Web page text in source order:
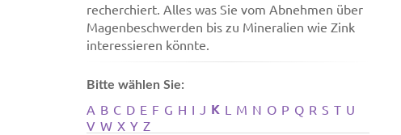
recherchiert. Alles was Sie vom Abnehmen über
Magenbeschwerden bis zu Mineralien wie Zink
interessieren könnte.
Bitte wählen Sie:
A B C D E F G H I J K L M N O P Q R S T U
V W X Y Z